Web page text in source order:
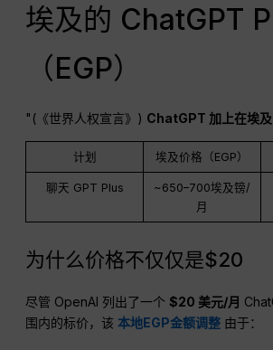
埃及的 ChatGPT
（EGP）
"(《世界人权宣言》) ChatGPT 加上在埃
计划 埃及价格（EGP）
聊天 GPT Plus
~650–700埃及镑/
月
为什么价格不仅仅是$20
尽管 OpenAI 列出了一个$20 美元/月
围内的标价，该本地EGP金额调整 由于：